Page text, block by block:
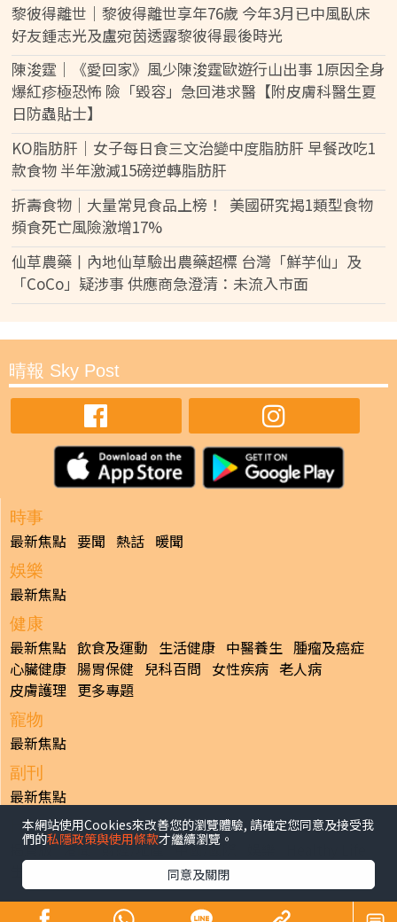
黎彼得離世｜黎彼得離世享年76歲 今年3月已中風臥床
好友鍾志光及盧宛茵透露黎彼得最後時光
陳浚霆｜《愛回家》風少陳浚霆歐遊行山出事 1原因全身
爆紅疹極恐怖 險「毀容」急回港求醫【附皮膚科醫生夏
日防蟲貼士】
KO脂肪肝｜女子每日食三文治變中度脂肪肝 早餐改吃1
款食物 半年激減15磅逆轉脂肪肝
折壽食物｜大量常見食品上榜！ 美國研究揭1類型食物
頻食死亡風險激增17%
仙草農藥丨內地仙草驗出農藥超標 台灣「鮮芋仙」及
「CoCo」疑涉事 供應商急澄清：未流入市面
晴報 Sky Post
時事
最新焦點 要聞 熱話 暖聞
娛樂
最新焦點
健康
最新焦點 飲食及運動 生活健康 中醫養生 腫瘤及癌症
心臟健康 腸胃保健 兒科百問 女性疾病 老人病
皮膚護理 更多專題
寵物
最新焦點
副刊
最新焦點
日報
揭頁版 港聞 財經/地產 中國/國際
生活副刊
體育 專題/人物
香港經濟日報版權所有©2026
本網站使用Cookies來改善您的瀏覽體驗, 請確定您同意及接受我
們的私隱政策與使用條款才繼續瀏覽。
同意及關閉